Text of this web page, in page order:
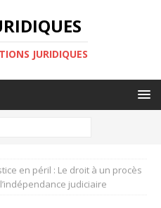
JURIDIQUES
en péril : Le droit à un procès
judiciaire